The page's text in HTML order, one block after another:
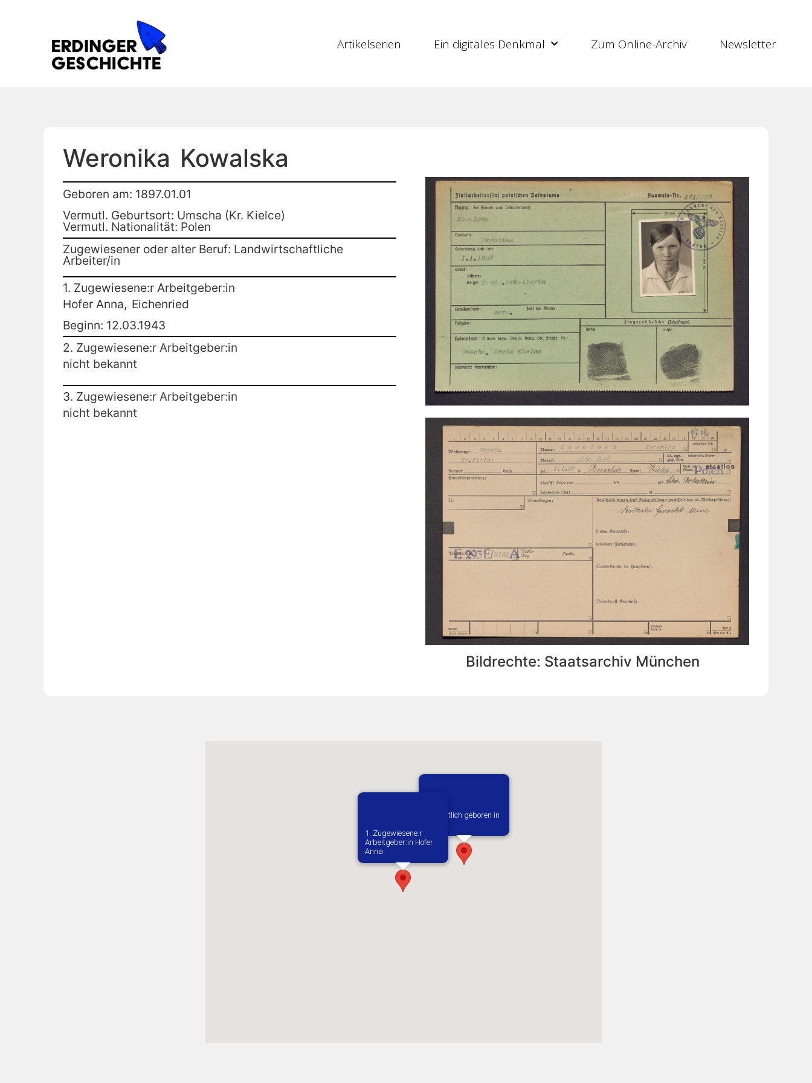
Artikelserien Ein digitales Denkmal Zum Online-Archiv Newsletter
Weronika Kowalska
Geboren am: 1897.01.01
Vermutl. Geburtsort: Umscha (Kr. Kielce)
Vermutl. Nationalität: Polen
Zugewiesener oder alter Beruf: Landwirtschaftliche
Arbeiter/in
1. Zugewiesene:r Arbeitgeber:in
Hofer Anna, Eichenried
Beginn: 12.03.1943
2. Zugewiesene:r Arbeitgeber:in
nicht bekannt
3. Zugewiesene:r Arbeitgeber:in
nicht bekannt
Bildrechte: Staatsarchiv München
Vermutlich geboren in
1. Zugewiesene:r
Arbeitgeber:in​ Hofer
Anna